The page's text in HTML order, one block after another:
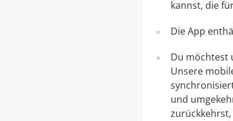
kannst, die
Die App
Du möchtest
Unsere
und